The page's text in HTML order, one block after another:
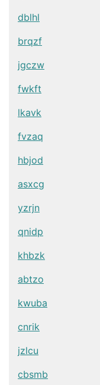
dblhl
brqzf
jgczw
fwkft
lkavk
fvzaq
hbjod
asxcg
yzrjn
qnidp
khbzk
abtzo
kwuba
cnrik
jzlcu
cbsmb